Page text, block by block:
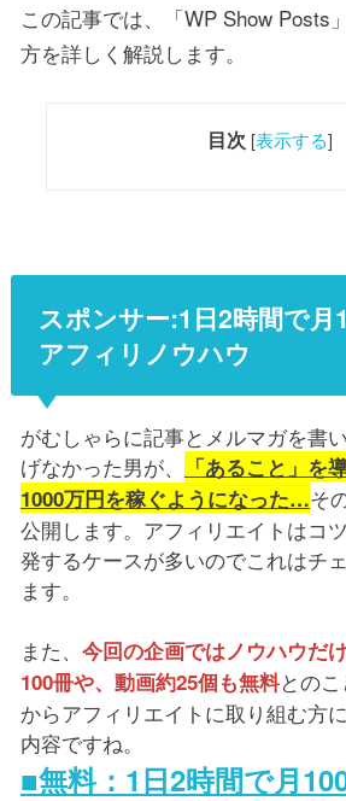
この記事では、「WP Show Posts
方を詳しく解説します。
目次 [表示する]
スポンサー:1日2時間で月
アフィリノウハウ
がむしゃらに記事とメルマガを書
げなかった男が、
「あること」を
1000万円を稼ぐようになった…そ
公開します。アフィリエイトはコ
発するケースが多いのでこれはチ
ます。
また、 今回の企画ではノウハウだ
100冊や、動画約25個も無料との
からアフィリエイトに取り組む方
内容ですね。
■無料：1日2時間で月